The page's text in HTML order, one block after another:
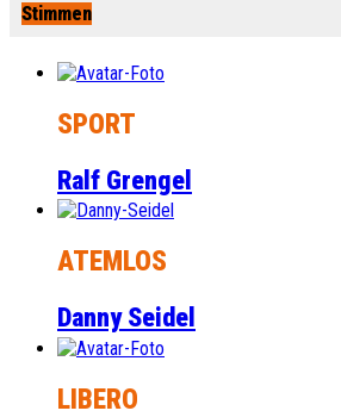
Stimmen
SPORT
Ralf Grengel
ATEMLOS
Danny Seidel
LIBERO